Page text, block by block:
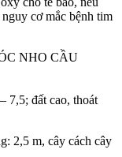
cơ mắc bệnh tim
NHO CẦU
7,5; đất cao, thoát
2,5 m, cây cách cây